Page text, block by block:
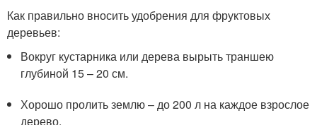
Как правильно вносить удобрения для фруктовых
деревьев:
Вокруг кустарника или дерева вырыть траншею
глубиной 15 – 20 см.
Хорошо пролить землю – до 200 л на каждое взрослое
дерево.